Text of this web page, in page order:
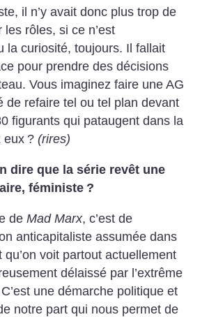
il n’y avait donc plus trop de
les rôles, si ce n’est
la curiosité, toujours. Il fallait
pour prendre des décisions
Vous imaginez faire une AG
de refaire tel ou tel plan devant
figurants qui pataugent dans la
eux ?(rires)
dire que la série revêt une
féministe ?
deMad Marx, c’est de
anticapitaliste assumée dans
voit partout actuellement
délaissé par l’extrême
une démarche politique et
notre part qui nous permet de